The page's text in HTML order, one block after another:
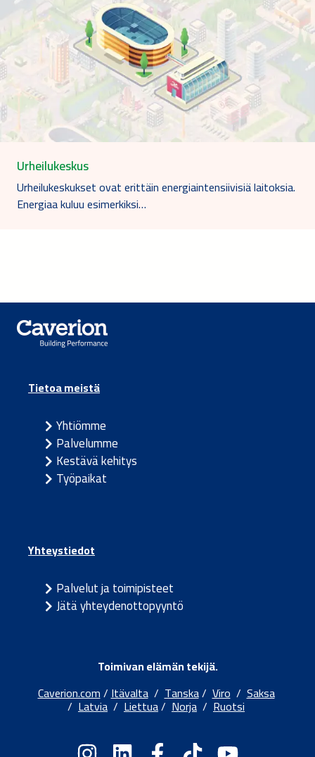
Urheilukeskus
Urheilukeskukset ovat erittäin energiaintensiivisiä laitoksia.
Energiaa kuluu esimerkiksi…
Tietoa meistä
Yhtiömme
Palvelumme
Kestävä kehitys
Työpaikat
Yhteystiedot
Palvelut ja toimipisteet
Jätä yhteydenottopyyntö
Toimivan elämän tekijä.
Caverion.com/Itävalta/Tanska/Viro/Saksa
/ Latvia / Liettua/ Norja / Ruotsi